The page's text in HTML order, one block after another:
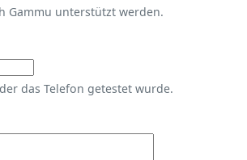
Gammu unterstützt werden.
das Telefon getestet wurde.